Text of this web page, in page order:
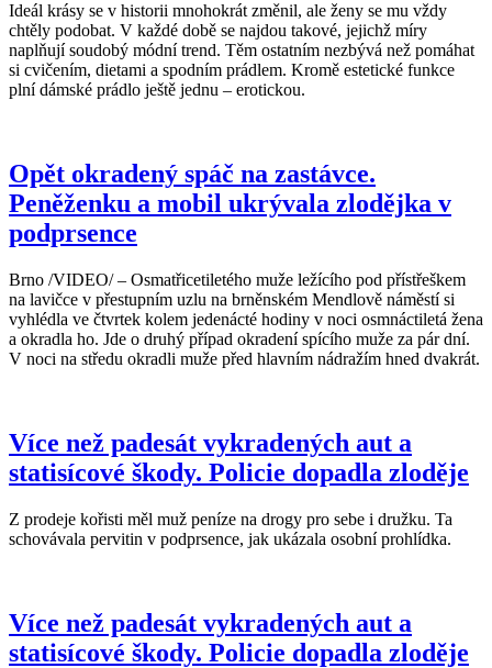
Ideál krásy se v historii mnohokrát změnil, ale ženy se mu vždy
chtěly podobat. V každé době se najdou takové, jejichž míry
naplňují soudobý módní trend. Těm ostatním nezbývá než pomáhat
si cvičením, dietami a spodním prádlem. Kromě estetické funkce
plní dámské prádlo ještě jednu – erotickou.
Opět okradený spáč na zastávce.
Peněženku a mobil ukrývala zlodějka v
podprsence
Brno /VIDEO/ – Osmatřicetiletého muže ležícího pod přístřeškem
na lavičce v přestupním uzlu na brněnském Mendlově náměstí si
vyhlédla ve čtvrtek kolem jedenácté hodiny v noci osmnáctiletá žena
a okradla ho. Jde o druhý případ okradení spícího muže za pár dní.
V noci na středu okradli muže před hlavním nádražím hned dvakrát.
Více než padesát vykradených aut a
statisícové škody. Policie dopadla zloděje
Z prodeje kořisti měl muž peníze na drogy pro sebe i družku. Ta
schovávala pervitin v podprsence, jak ukázala osobní prohlídka.
Více než padesát vykradených aut a
statisícové škody. Policie dopadla zloděje